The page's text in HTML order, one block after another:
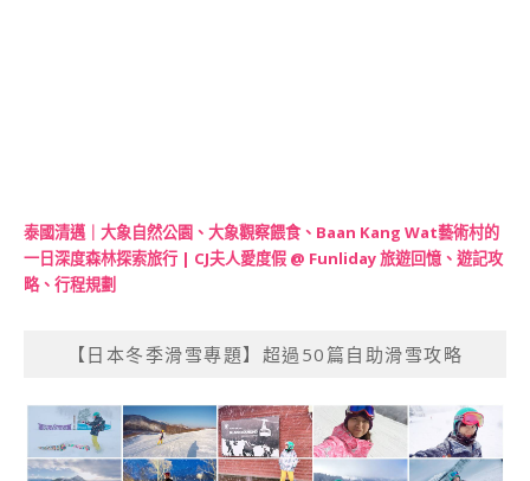
泰國清邁｜大象自然公園、大象觀察餵食、Baan Kang Wat藝術村的
一日深度森林探索旅行 | CJ夫人愛度假 @ Funliday 旅遊回憶、遊記攻
略、行程規劃
【日本冬季滑雪專題】超過50篇自助滑雪攻略